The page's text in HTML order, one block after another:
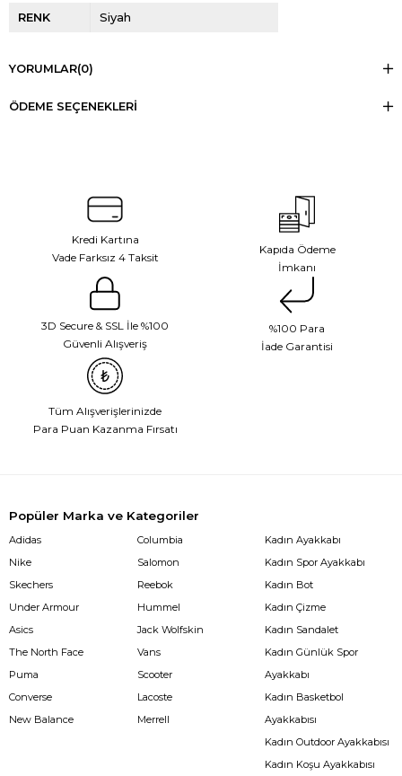
RENK Siyah
YORUMLAR(0)
ÖDEME SEÇENEKLERI
Kredi Kartına
Vade Farksız 4 Taksit
Kapıda Ödeme
İmkanı
3D Secure & SSL İle %100
Güvenli Alışveriş
%100 Para
İade Garantisi
Tüm Alışverişlerinizde
Para Puan Kazanma Fırsatı
Popüler Marka ve Kategoriler
Adidas
Nike
Skechers
Under Armour
Asics
The North Face
Puma
Converse
New Balance
Columbia
Salomon
Reebok
Hummel
Jack Wolfskin
Vans
Scooter
Lacoste
Merrell
Kadın Ayakkabı
Kadın Spor Ayakkabı
Kadın Bot
Kadın Çizme
Kadın Sandalet
Kadın Günlük Spor
Ayakkabı
Kadın Basketbol
Ayakkabısı
Kadın Outdoor Ayakkabısı
Kadın Koşu Ayakkabısı